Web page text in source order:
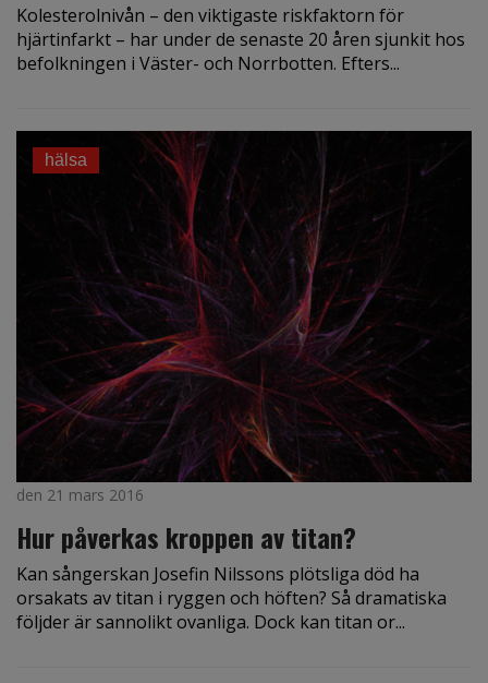
Kolesterolnivån – den viktigaste riskfaktorn för
hjärtinfarkt – har under de senaste 20 åren sjunkit hos
befolkningen i Väster- och Norrbotten. Efters...
hälsa
den 21 mars 2016
Hur påverkas kroppen av titan?
Kan sångerskan Josefin Nilssons plötsliga död ha
orsakats av titan i ryggen och höften? Så dramatiska
följder är sannolikt ovanliga. Dock kan titan or...